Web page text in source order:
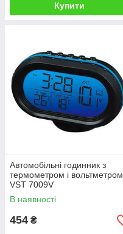
Купити
Автомобільні годинник з
термометром і вольтметром
VST 7009V
В наявності
454 ₴